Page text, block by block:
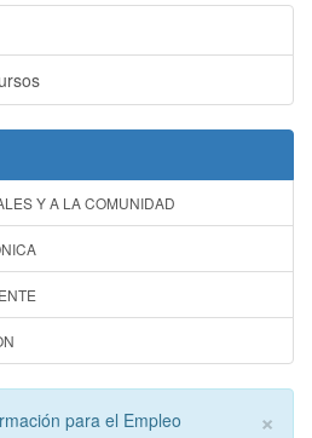
Y A LA COMUNIDAD
×
para el Empleo